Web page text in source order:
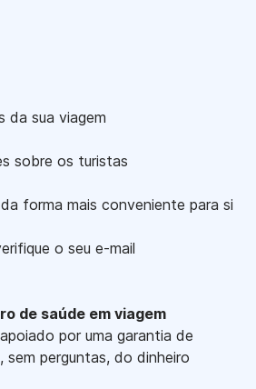
da sua viagem
sobre os turistas
forma mais conveniente para si
o seu e-mail
de saúde em viagem
por uma garantia de
sem perguntas, do dinheiro